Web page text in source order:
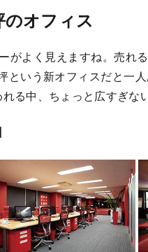
オフィス
がよく見えますね。売れ
という新オフィスだと一
る中、ちょっと広すぎな